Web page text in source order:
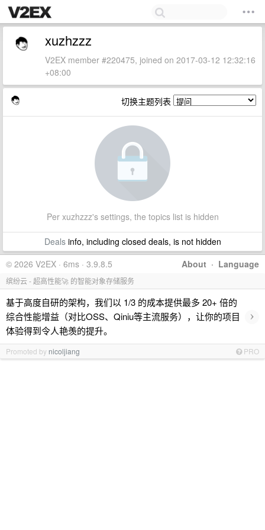
xuzhzzz
V2EX member #220475, joined on 2017-03-12 12:32:16
+08:00
切换主题列表
Per xuzhzzz's settings, the topics list is hidden
Dealsinfo, including closed deals, is not hidden
About · Language
© 2026 V2EX · 6ms · 3.9.8.5
缤纷云 - 超高性能🚀 的智能对象存储服务
基于高度自研的架构，我们以 1/3 的成本提供最多 20+ 倍的
综合性能增益（对比OSS、Qiniu等主流服务），让你的项目
体验得到令人艳羡的提升。
›
Promoted by nicoljiang PRO